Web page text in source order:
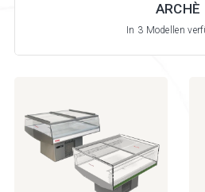
ARCHÈ
In 3 Modellen